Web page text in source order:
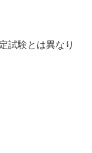
試験とは異なり